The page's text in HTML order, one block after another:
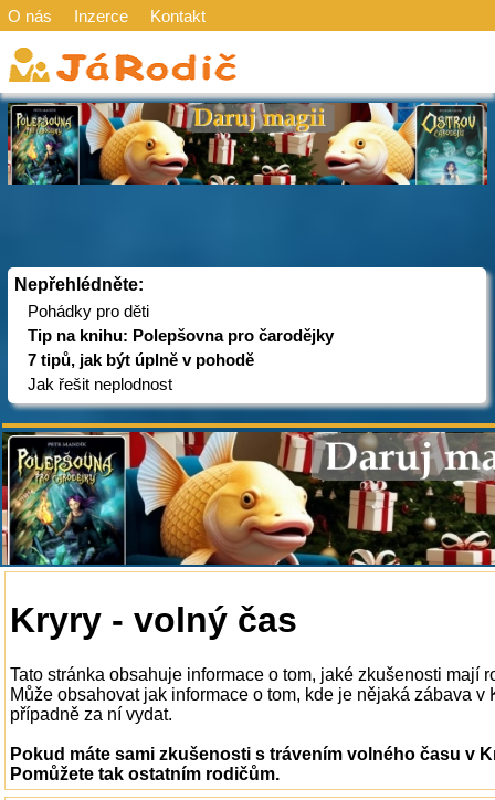
O nás Inzerce Kontakt
Nepřehlédněte:
Pohádky pro děti
Tip na knihu: Polepšovna pro čarodějky
7 tipů, jak být úplně v pohodě
Jak řešit neplodnost
Kryry - volný čas
Tato stránka obsahuje informace o tom, jaké zkušenosti mají
Může obsahovat jak informace o tom, kde je nějaká zábava v
případně za ní vydat.
Pokud máte sami zkušenosti s trávením volného času v
Pomůžete tak ostatním rodičům.